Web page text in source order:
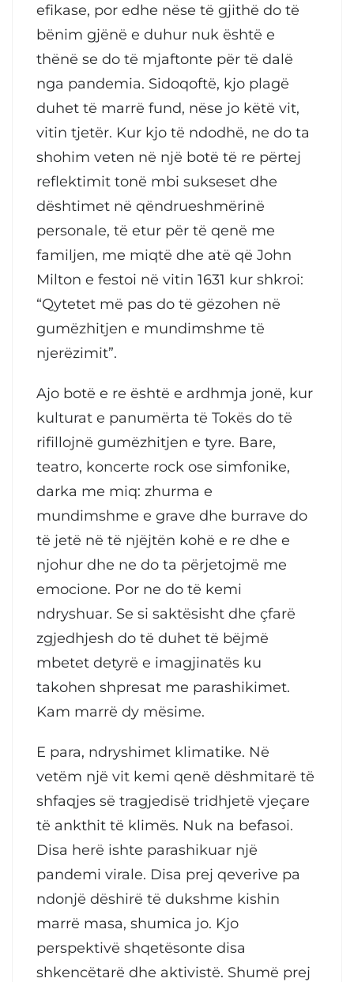
efikase, por edhe nëse të gjithë do të
bënim gjënë e duhur nuk është e
thënë se do të mjaftonte për të dalë
nga pandemia. Sidoqoftë, kjo plagë
duhet të marrë fund, nëse jo këtë vit,
vitin tjetër. Kur kjo të ndodhë, ne do ta
shohim veten në një botë të re përtej
reflektimit tonë mbi sukseset dhe
dështimet në qëndrueshmërinë
personale, të etur për të qenë me
familjen, me miqtë dhe atë që John
Milton e festoi në vitin 1631 kur shkroi:
“Qytetet më pas do të gëzohen në
gumëzhitjen e mundimshme të
njerëzimit”.
Ajo botë e re është e ardhmja jonë, kur
kulturat e panumërta të Tokës do të
rifillojnë gumëzhitjen e tyre. Bare,
teatro, koncerte rock ose simfonike,
darka me miq: zhurma e
mundimshme e grave dhe burrave do
të jetë në të njëjtën kohë e re dhe e
njohur dhe ne do ta përjetojmë me
emocione. Por ne do të kemi
ndryshuar. Se si saktësisht dhe çfarë
zgjedhjesh do të duhet të bëjmë
mbetet detyrë e imagjinatës ku
takohen shpresat me parashikimet.
Kam marrë dy mësime.
E para, ndryshimet klimatike. Në
vetëm një vit kemi qenë dëshmitarë të
shfaqjes së tragjedisë tridhjetë vjeçare
të ankthit të klimës. Nuk na befasoi.
Disa herë ishte parashikuar një
pandemi virale. Disa prej qeverive pa
ndonjë dëshirë të dukshme kishin
marrë masa, shumica jo. Kjo
perspektivë shqetësonte disa
shkencëtarë dhe aktivistë. Shumë prej